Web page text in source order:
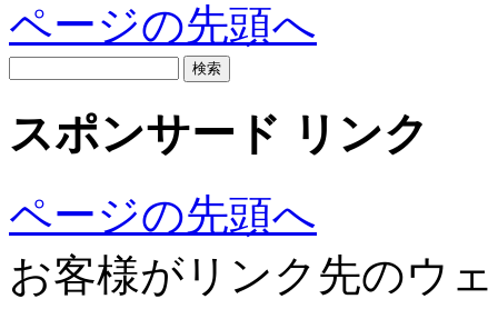
ページの先頭へ
スポンサード リンク
ページの先頭へ
お客様がリンク先のウ